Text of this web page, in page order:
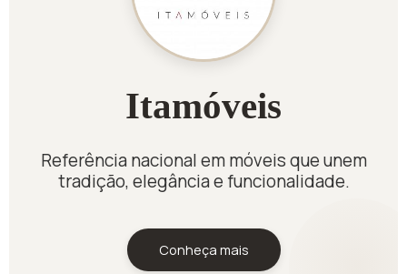
Itamóveis
Referência nacional em móveis que unem
tradição, elegância e funcionalidade.
Conheça mais